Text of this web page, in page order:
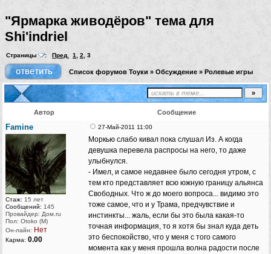
"Ярмарка живодёров" тема для
Shi'indriel
Страницы : Пред. 1, 2, 3
Список форумов Тоуки » Обсуждение » Ролевые игры
Автор Сообщение
Famine
Стаж: 15 лет
Сообщений: 145
Провайдер: Дом.ru
Пол: Otoko (M)
Он-лайн: Нет
Карма: 0.00
27-Май-2011 11:00
Моркью слабо кивал пока слушал Из. А когда
девушка перевела распросы на него, то даже
улыбнулся.
- Имел, и самое недавнее было сегодня утром, с
тем кто представляет всю южную границу альянса
Свободных. Что ж до моего вопроса... видимо это
тоже самое, что и у Трама, предчувствие и
инстинкты... жаль, если бы это была какая-то
точная информация, то я хотя бы знал куда деть
это беспокойство, что у меня с того самого
момента как у меня прошла волна радости после